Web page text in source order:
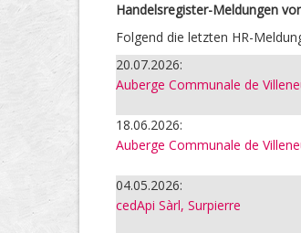
Handelsregister-Meldungen
Folgend die letzten HR-
20.07.2026:
Auberge Communale de
18.06.2026:
Auberge Communale de
04.05.2026:
cedApi Sàrl, Surpierre